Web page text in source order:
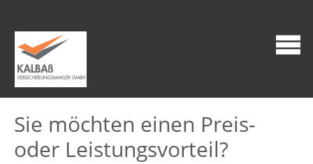
Sie möchten einen Preis-
oder Leistungsvorteil?